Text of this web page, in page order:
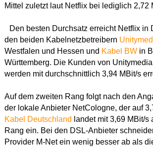
Mittel zuletzt laut Netflix bei lediglich 2,72
Den besten Durchsatz erreicht Netflix in
den beiden Kabelnetzbetreibern
Westfalen und Hessen und Kabel BWin
Württemberg. Die Kunden von
werden mit durchschnittlich 3,94 MBit/s
Auf dem zweiten Rang folgt nach den
der lokale Anbieter NetCologne, der auf
Kabel Deutschland landet mit 3,69 MBit/s
Rang ein. Bei den DSL-Anbieter
Provider M-Net ein wenig besser ab als